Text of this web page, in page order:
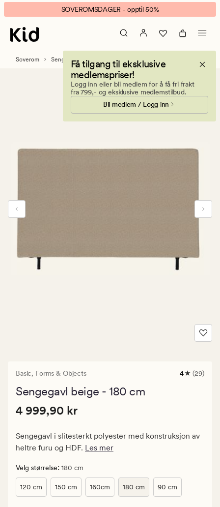
sengegavl
beige
banner.
Klikk
ESCAPE
SOVEROMSDAGER - opptil 50%
Få tilgang til eksklusive
medlemspriser!
Logg inn eller bli medlem for å få fri frakt
fra 799,- og eksklusive medlemstilbud.
Bli medlem / Logg inn
Soverom Sengegavler og sengebenker
Basic, Forms & Objects
29
4
4 (29)
Sengegavl beige - 180 cm
Pris
pris
4
999,90
Pris 4 999,90 kr
4 999,90 kr
Sengegavl i slitesterkt polyester med konstruksjon av
heltre furu og HDF. Les mer
Velg størrelse: 180 cm
120 cm 150 cm 160cm 180 cm 90 cm